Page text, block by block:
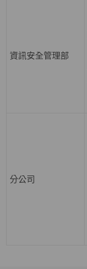
資訊安全管理部
分公司